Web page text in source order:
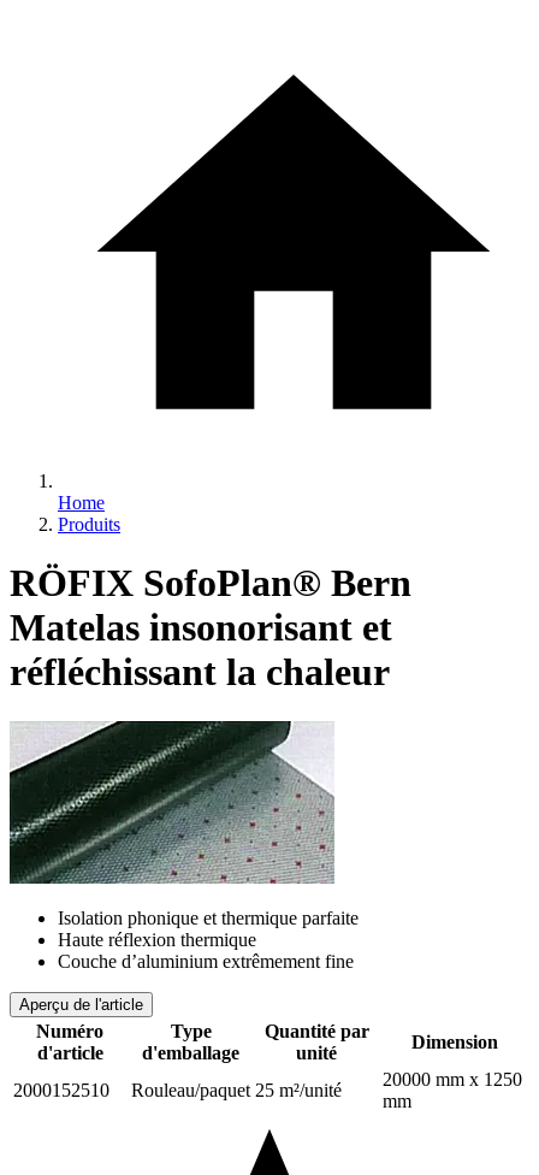
Home
Produits
RÖFIX SofoPlan® Bern
Matelas insonorisant et
réfléchissant la chaleur
Isolation phonique et thermique parfaite
Haute réflexion thermique
Couche d’aluminium extrêmement fine
Aperçu de l'article
Numéro
d'article
Type
d'emballage
Quantité par
unité
Dimension
2000152510 Rouleau/paquet 25 m²/unité
20000 mm x 1250
mm